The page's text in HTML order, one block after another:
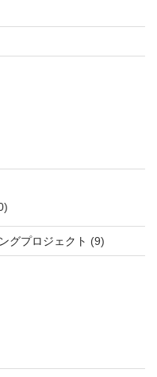
グプロジェクト (9)